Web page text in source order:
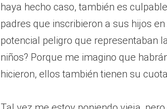
haya hecho caso, también es
padres que inscribieron a sus hijos
potencial peligro que representaban
niños? Porque me imagino que
hicieron, ellos también tienen su